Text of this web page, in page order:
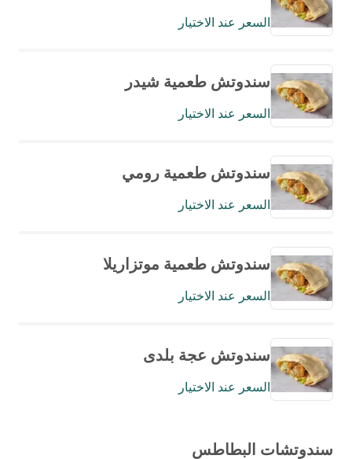
السعر عند الاختيار
سندوتش طعمية شيدر
السعر عند الاختيار
سندوتش طعمية رومي
السعر عند الاختيار
سندوتش طعمية موتزاريلا
السعر عند الاختيار
سندوتش عجة بلدى
السعر عند الاختيار
سندوتشات البطاطس